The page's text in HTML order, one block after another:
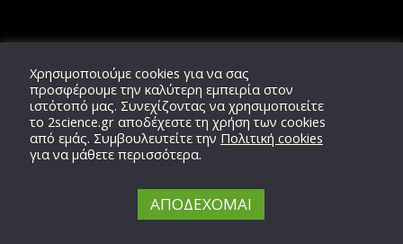
Χρησιμοποιούμε cookies για να σας
προσφέρουμε την καλύτερη εμπειρία στον
ιστότοπό μας. Συνεχίζοντας να χρησιμοποιείτε
το 2science.grαποδέχεστε τη χρήση των cookies
από εμάς. Συμβουλευτείτε την Πολιτική cookies
για να μάθετε περισσότερα.
ΑΠΟΔΕΧΟΜΑΙ